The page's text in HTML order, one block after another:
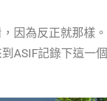
因為反正就那樣。
ASIF記錄下這一個